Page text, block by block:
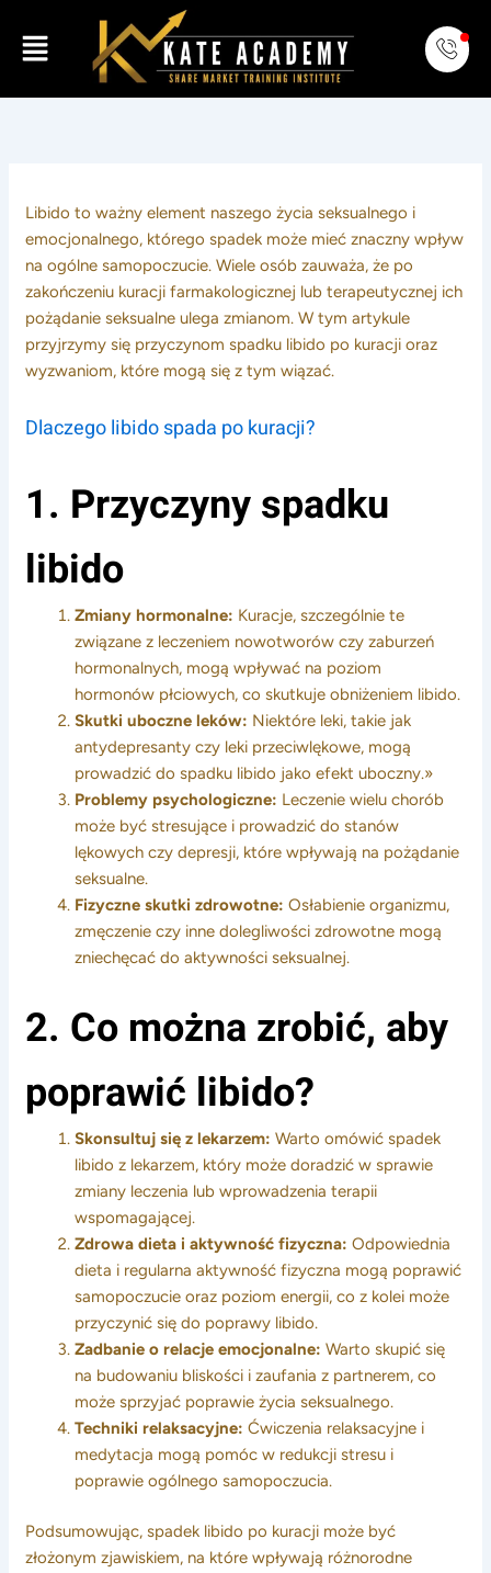
Menu
Libido to ważny element naszego życia seksualnego i
emocjonalnego, którego spadek może mieć znaczny wpływ
na ogólne samopoczucie. Wiele osób zauważa, że po
zakończeniu kuracji farmakologicznej lub terapeutycznej ich
pożądanie seksualne ulega zmianom. W tym artykule
przyjrzymy się przyczynom spadku libido po kuracji oraz
wyzwaniom, które mogą się z tym wiązać.
Dlaczego libido spada po kuracji?
1. Przyczyny spadku
libido
Zmiany hormonalne: Kuracje, szczególnie te
związane z leczeniem nowotworów czy zaburzeń
hormonalnych, mogą wpływać na poziom
hormonów płciowych, co skutkuje obniżeniem libido.
Skutki uboczne leków: Niektóre leki, takie jak
antydepresanty czy leki przeciwlękowe, mogą
prowadzić do spadku libido jako efekt uboczny.»
Problemy psychologiczne: Leczenie wielu chorób
może być stresujące i prowadzić do stanów
lękowych czy depresji, które wpływają na pożądanie
seksualne.
Fizyczne skutki zdrowotne: Osłabienie organizmu,
zmęczenie czy inne dolegliwości zdrowotne mogą
zniechęcać do aktywności seksualnej.
2. Co można zrobić, aby
poprawić libido?
Skonsultuj się z lekarzem: Warto omówić spadek
libido z lekarzem, który może doradzić w sprawie
zmiany leczenia lub wprowadzenia terapii
wspomagającej.
Zdrowa dieta i aktywność fizyczna: Odpowiednia
dieta i regularna aktywność fizyczna mogą poprawić
samopoczucie oraz poziom energii, co z kolei może
przyczynić się do poprawy libido.
Zadbanie o relacje emocjonalne: Warto skupić się
na budowaniu bliskości i zaufania z partnerem, co
może sprzyjać poprawie życia seksualnego.
Techniki relaksacyjne: Ćwiczenia relaksacyjne i
medytacja mogą pomóc w redukcji stresu i
poprawie ogólnego samopoczucia.
Podsumowując, spadek libido po kuracji może być
złożonym zjawiskiem, na które wpływają różnorodne